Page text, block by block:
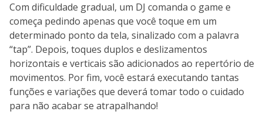
Com dificuldade gradual, um DJ comanda o game e
começa pedindo apenas que você toque em um
determinado ponto da tela, sinalizado com a palavra
“tap”. Depois, toques duplos e deslizamentos
horizontais e verticais são adicionados ao repertório de
movimentos. Por fim, você estará executando tantas
funções e variações que deverá tomar todo o cuidado
para não acabar se atrapalhando!